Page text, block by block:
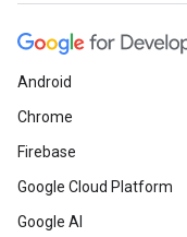
Android
Chrome
Firebase
Google Cloud Platform
Google AI